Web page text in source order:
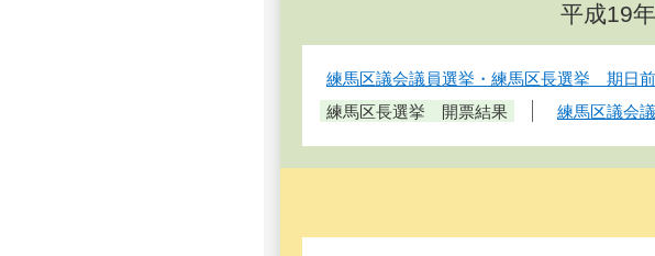
平成19
練馬区議会議員選挙・練馬区長選挙 期日
練馬区長選挙 開票結果
練馬区議会